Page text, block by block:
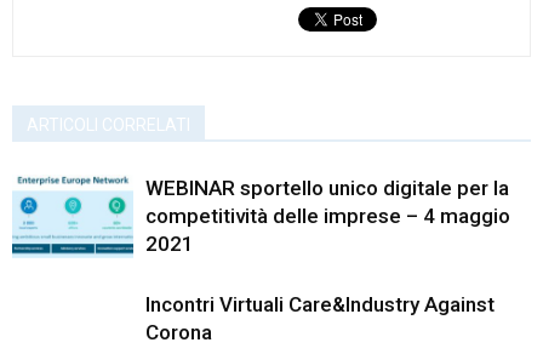
ARTICOLI CORRELATI
WEBINAR sportello unico digitale per la
competitività delle imprese – 4 maggio
2021
Incontri Virtuali Care&Industry Against
Corona